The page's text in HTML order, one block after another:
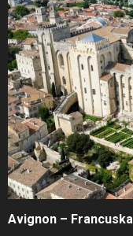
Avignon – Francuska